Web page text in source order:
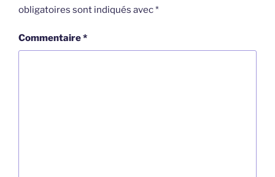
obligatoires sont indiqués avec*
Commentaire*